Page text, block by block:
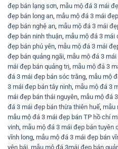
đẹp bán lạng sơn mẫu mộ đá 3 mái
đẹp bán long an mẫu mộ đá 3 mái
đẹp bán nghệ an mẫu mộ đá 3 mái
đẹp bán ninh thuận mẫu mộ đá 3 mái
đẹp bán phú yên mẫu mộ đá 3 mái
đẹp bán quảng ngãi mẫu mộ đá 3
mái đẹp bán quảng trị mẫu mộ đá 3
đá 3 mái đẹp bán sóc trăng mẫu mộ
3 mái đẹp bán tây ninh mẫu mộ đá 3
mái đẹp bán thái nguyên mẫu mộ đá
đá 3 mái đẹp bán thừa thiên huế, mẫu
mẫu mộ đá 3 mái đẹp bán TP hồ chí
vinh mẫu mộ đá 3 mái đẹp bán tuyên
vĩnh long mẫu mộ đá 3 mái đẹp bán
yên bái mẫu mộ đá 3mái đẹp bán